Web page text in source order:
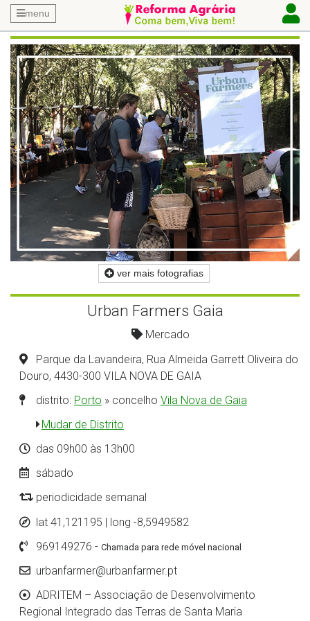
menu
ver mais fotografias
Urban Farmers Gaia
Mercado
Parque da Lavandeira, Rua Almeida Garrett Oliveira do
Douro, 4430-300 VILA NOVA DE GAIA
distrito: Porto » concelho Vila Nova de Gaia
Mudar de Distrito
das 09h00 às 13h00
sábado
periodicidade semanal
lat 41,121195 | long -8,5949582
969149276 - Chamada para rede móvel nacional
urbanfarmer@urbanfarmer.pt
ADRITEM – Associação de Desenvolvimento
Regional Integrado das Terras de Santa Maria